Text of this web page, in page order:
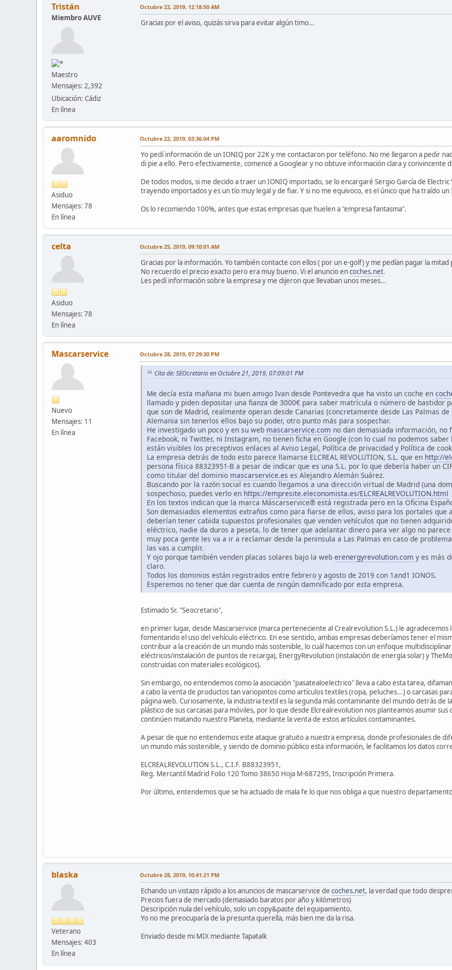
Tristán
Miembro AUVE
Maestro
Mensajes: 2,392
Ubicación: Cádiz
En línea
Octubre 22, 2019, 12:18:50 AM
Gracias por el aviso, quizás sirva para evitar algún timo...
aaromnido
Asiduo
Mensajes: 78
En línea
Octubre 22, 2019, 03:36:04 PM
Yo pedí información de un IONIQ por 22K y me contactaron por teléfono. No me llegaron a pedir
di pie a ello. Pero efectivamente, comencé a Googlear y no obtuve información clara y convincente
De todos modos, si me decido a traer un IONIQ importado, se lo encargaré Sergio García de Electric
trayendo importados y es un tío muy legal y de fiar. Y si no me equivoco, es el único que ha traído
Os lo recomiendo 100%, antes que estas empresas que huelen a "empresa fantasma".
celta
Asiduo
Mensajes: 78
En línea
Octubre 25, 2019, 09:10:01 AM
Gracias por la información. Yo también contacte con ellos ( por un e-golf) y me pedían pagar la
No recuerdo el precio exacto pero era muy bueno. Vi el anuncio encoches.net.
Les pedí información sobre la empresa y me dijeron que llevaban unos meses...
Mascarservice
Nuevo
Mensajes: 11
En línea
Octubre 28, 2019, 07:29:30 PM
Cita de: SEOcretario en Octubre 21, 2019, 07:09:01 PM
Me decía esta mañana mi buen amigo Ivan desde Pontevedra que ha visto un coche en
llamado y piden depositar una fianza de 3000€ para saber matrícula o número de bastidor
que son de Madrid, realmente operan desde Canarias (concretamente desde Las Palmas
Alemania sin tenerlos ellos bajo su poder, otro punto más para sospechar.
He investigado un poco y en su web mascarservice.com no dan demasiada información, no
Facebook, ni Twitter, ni Instagram, no tienen ficha en Google (con lo cual no podemos
están visibles los preceptivos enlaces al Aviso Legal, Política de privacidad y Política de
La empresa detrás de todo esto parece llamarse ELCREAL REVOLUTION, S.L. que en http://
persona física 88323951-B a pesar de indicar que es una S.L. por lo que debería haber un
como titular del dominio mascarservice.es es Alejandro Alemán Suárez.
Buscando por la razón social es cuando llegamos a una dirección virtual de Madrid (una
sospechoso, puedes verlo en https://empresite.eleconomista.es/ELCREALREVOLUTION.html
En los textos indican que la marca Máscarservice® está registrada pero en la Oficina
Son demasiados elementos extraños como para fiarse de ellos, aviso para los portales
deberían tener cabida supuestos profesionales que venden vehículos que no tienen
eléctrico, nadie da duros a peseta, lo de tener que adelantar dinero para ver algo no
muy poca gente les va a ir a reclamar desde la peninsula a Las Palmas en caso de
las vas a cumplir.
Y ojo porque también venden placas solares bajo la web erenergyrevolution.com y es más
claro.
Todos los dominios están registrados entre febrero y agosto de 2019 con 1and1 IONOS.
Esperemos no tener que dar cuenta de ningún damnificado por esta empresa.
Estimado Sr. "Seocretario",
en primer lugar, desde Mascarservice (marca perteneciente al Crealrevolution S.L.) le
fomentando el uso del vehículo eléctrico. En ese sentido, ambas empresas deberíamos tener el
contribuir a la creación de un mundo más sostenible, lo cuál hacemos con un enfoque
eléctricos/instalación de puntos de recarga), EnergyRevolution (instalación de energía solar) y
construidas con materiales ecológicos).
Sin embargo, no entendemos como la asociación "pasatealoelectrico" lleva a cabo esta tarea,
a cabo la venta de productos tan variopintos como artículos textiles (ropa, peluches...) o carcasas
página web. Curiosamente, la industria textil es la segunda más contaminante del mundo detrás de
plástico de sus carcasas para móviles, por lo que desde Elcrealrevolution nos planteamos asumir
continúen matando nuestro Planeta, mediante la venta de estos artículos contaminantes.
A pesar de que no entendemos este ataque gratuito a nuestra empresa, donde profesionales de
un mundo más sostenible, y siendo de dominio público esta información, le facilitamos los datos
ELCREALREVOLUTION S.L., C.I.F. B88323951,
Reg. Mercantil Madrid Folio 120 Tomo 38650 Hoja M-687295, Inscripción Primera.
Por último, entendemos que se ha actuado de mala fe lo que nos obliga a que nuestro
blaska
Veterano
Mensajes: 403
En línea
Octubre 28, 2019, 10:41:21 PM
Echando un vistazo rápido a los anuncios de mascarservice de coches.net, la verdad que todo
Precios fuera de mercado (demasiado baratos por año y kilómetros)
Descripción nula del vehículo, solo un copy&paste del equipamiento.
Yo no me preocuparía de la presunta querella, más bien me da la risa.
Enviado desde mi MIX mediante Tapatalk